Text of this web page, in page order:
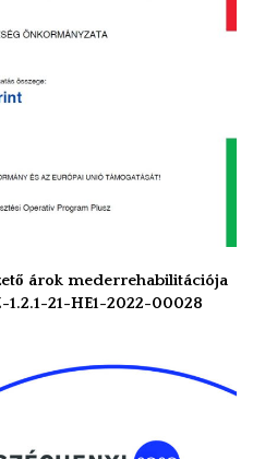
árok mederrehabilitációja
21-HE1-2022-00028